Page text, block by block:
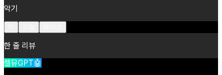
악기
한 줄 리뷰
셀뮤GPT🤖